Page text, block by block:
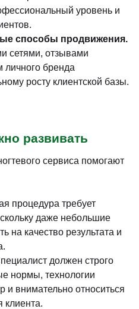
уровень и
способы продвижения.
сетями, отзывами
личного бренда
росту клиентской базы.
развивать
сервиса помогают
процедура требует
даже небольшие
на качество результата и
должен строго
нормы, технологии
и внимательно относиться
клиента.